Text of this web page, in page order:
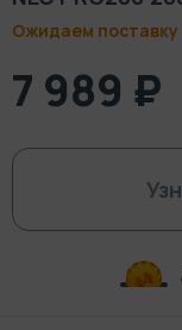
Ожидаем поставку
7 989 ₽